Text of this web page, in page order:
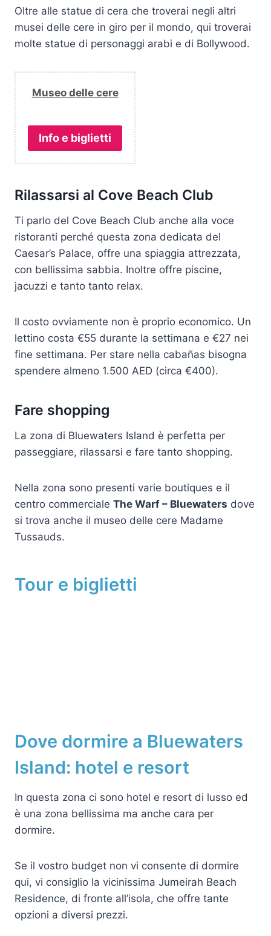
Oltre alle statue di cera che troverai negli altri
musei delle cere in giro per il mondo, qui troverai
molte statue di personaggi arabi e di Bollywood.
Museo delle cere
Info e biglietti
Rilassarsi al Cove Beach Club
Ti parlo del Cove Beach Club anche alla voce
ristoranti perché questa zona dedicata del
Caesar’s Palace, offre una spiaggia attrezzata,
con bellissima sabbia. Inoltre offre piscine,
jacuzzi e tanto tanto relax.
Il costo ovviamente non è proprio economico. Un
lettino costa €55 durante la settimana e €27 nei
fine settimana. Per stare nella cabañas bisogna
spendere almeno 1.500 AED (circa €400).
Fare shopping
La zona di Bluewaters Island è perfetta per
passeggiare, rilassarsi e fare tanto shopping.
Nella zona sono presenti varie boutiques e il
centro commerciale The Warf – Bluewaters dove
si trova anche il museo delle cere Madame
Tussauds.
Tour e biglietti
Dove dormire a Bluewaters
Island: hotel e resort
In questa zona ci sono hotel e resort di lusso ed
è una zona bellissima ma anche cara per
dormire.
Se il vostro budget non vi consente di dormire
qui, vi consiglio la vicinissima Jumeirah Beach
Residence, di fronte all’isola, che offre tante
opzioni a diversi prezzi.